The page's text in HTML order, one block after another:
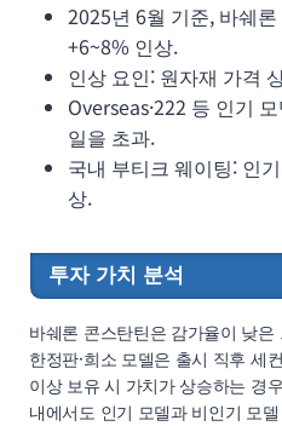
2025년 6월 기준, 바쉐
+6~8% 인상.
인상 요인: 원자재 가격
Overseas·222 등 인기
일을 초과.
국내 부티크 웨이팅: 인
상.
투자 가치 분석
바쉐론 콘스탄틴은 감가율이 낮
한정판·희소 모델은 출시 직후 세
이상 보유 시 가치가 상승하는 경
내에서도 인기 모델과 비인기 모